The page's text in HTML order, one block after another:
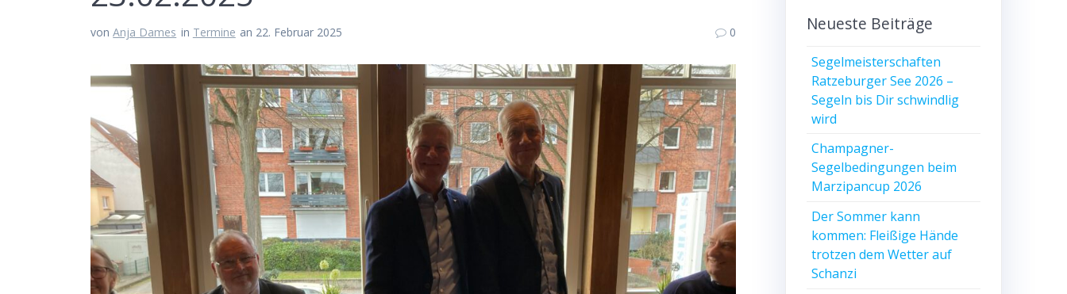
vonAnja Dames in Termine an 22. Februar 2025 0 Neueste Beiträge
Segelmeisterschaften
Ratzeburger See 2026 –
Segeln bis Dir schwindlig
wird
Champagner-
Segelbedingungen beim
Marzipancup 2026
Der Sommer kann
kommen: Fleißige Hände
trotzen dem Wetter auf
Schanzi